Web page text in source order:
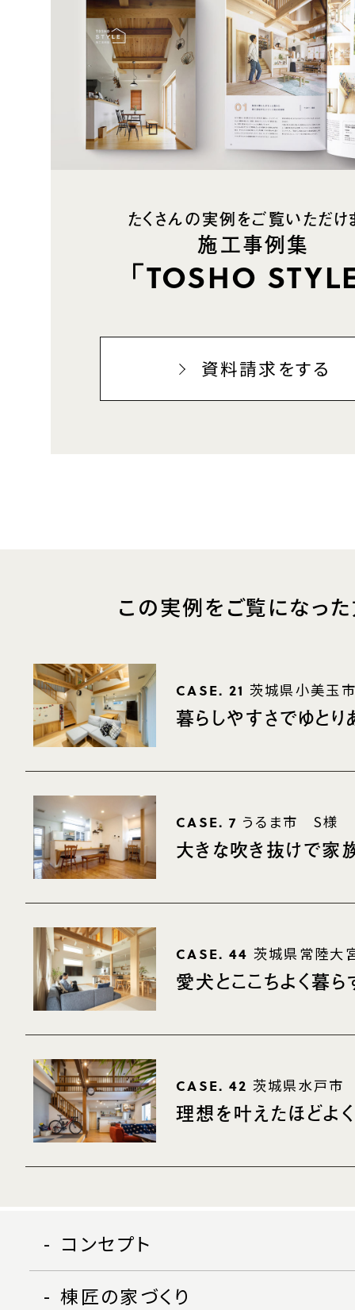
たくさんの実例をご覧いただけ
施工事例集
「TOSHO
資料請求をする
この実例をご覧になっ
CASE. 21 茨城県小美玉
暮らしやすさでゆと
CASE. 7 うるま市 S様
大きな吹き抜けで家
CASE. 44 茨城県常陸
愛犬とここちよく暮
CASE. 42 茨城県水戸
理想を叶えたほどよ
コンセプト
棟匠の家づくり